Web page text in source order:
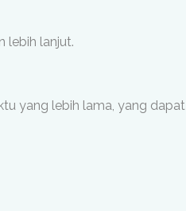
lebih lanjut.
yang lebih lama, yang dapat